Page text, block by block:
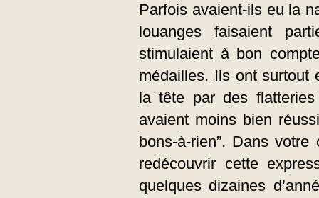
Parfois avaient-ils eu la
louanges faisaient
stimulaient à bon
médailles. Ils ont surtout
la tête par des
avaient moins bien
bons-à-rien”. Dans
redécouvrir cette
quelques dizaines